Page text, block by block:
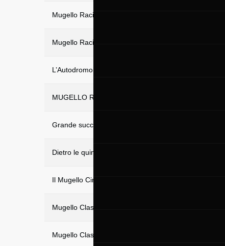
Mugello Racing Weekend: bella giornata di gare, 2º
Mugello Racing Weekend. Terzo weekend
L’Autodromo Internazionale del Mugello apre la
MUGELLO RACING WEEKEND 8 – 10 APRILE 2022
Grande successo della Mugello Classic 2022: 300
Dietro le quinte della Mugello Classic con Emanuele
Il Mugello Circuit apre le porte al pubblico, disponibili
Mugello Classic 2022, il programma del weekend
Mugello Classic 2022, il ritorno del fantastico mondo